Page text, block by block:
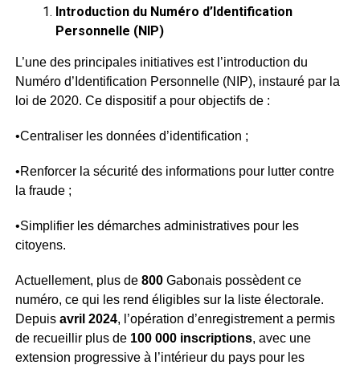
Introduction du Numéro d’Identification
Personnelle (NIP)
L’une des principales initiatives est l’introduction du
Numéro d’Identification Personnelle (NIP), instauré par la
loi de 2020. Ce dispositif a pour objectifs de :
•Centraliser les données d’identification ;
•Renforcer la sécurité des informations pour lutter contre
la fraude ;
•Simplifier les démarches administratives pour les
citoyens.
Actuellement, plus de 800Gabonais possèdent ce
numéro, ce qui les rend éligibles sur la liste électorale.
Depuis avril 2024, l’opération d’enregistrement a permis
de recueillir plus de 100 000 inscriptions, avec une
extension progressive à l’intérieur du pays pour les